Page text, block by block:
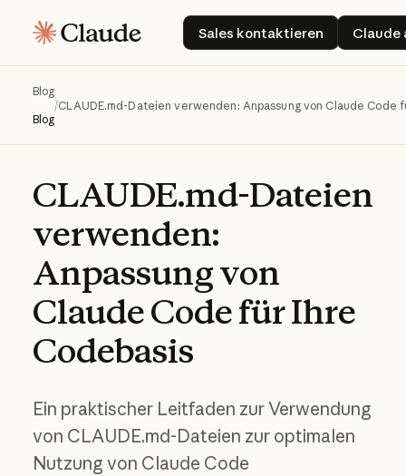
Sales kontaktieren
Sales kontaktieren
Claude
Blog
Blog
/CLAUDE.md-Dateien verwenden: Anpassung von Claude Code
CLAUDE.md-Dateien
verwenden:
Anpassungvon
ClaudeCodefürIhre
Codebasis
Ein praktischer Leitfaden zur Verwendung
von CLAUDE.md-Dateien zur optimalen
Nutzung von Claude Code